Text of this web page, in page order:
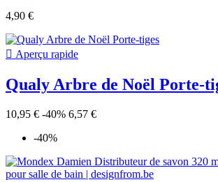
4,90 €
 Aperçu rapide
Qualy Arbre de Noël Porte-
10,95 € -40% 6,57 €
-40%